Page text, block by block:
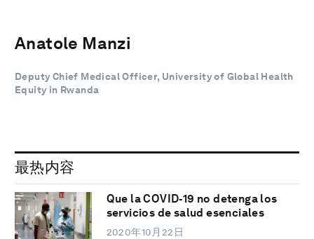
Anatole Manzi
Deputy Chief Medical Officer, University of Global Health
Equity in Rwanda
最热内容
Que la COVID‑19 no detenga los
servicios de salud esenciales
2020年10月22日